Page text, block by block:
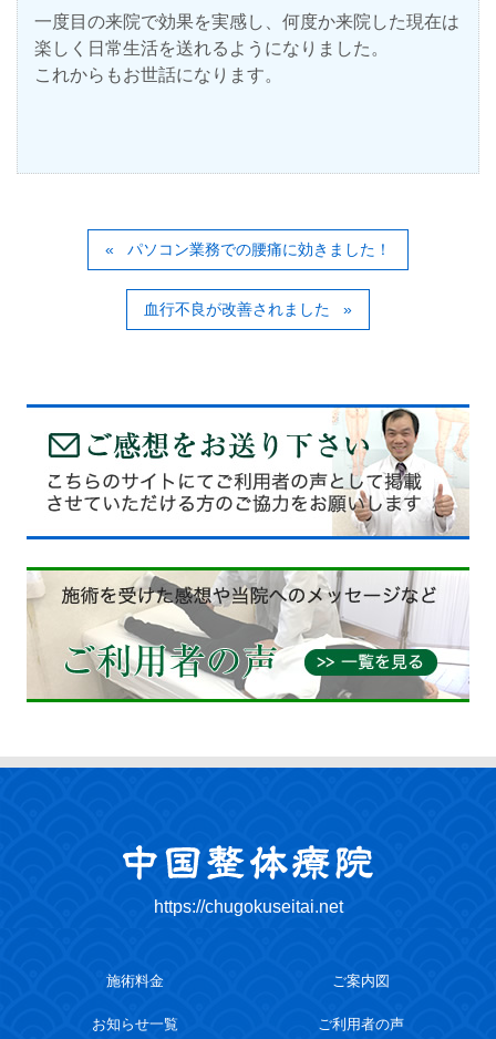
一度目の来院で効果を実感し、何度か来院した現在は
楽しく日常生活を送れるようになりました。
これからもお世話になります。
パソコン業務での腰痛に効きました！
血行不良が改善されました
https://chugokuseitai.net
施術料金 ご案内図
お知らせ一覧 ご利用者の声